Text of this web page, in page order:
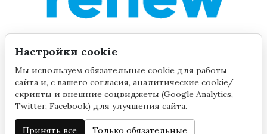
Настройки cookie
Мы используем обязательные cookie для работы
сайта и, с вашего согласия, аналитические cookie/
скрипты и внешние соцвиджеты (Google Analytics,
Twitter, Facebook) для улучшения сайта.
Принять все Только обязательные